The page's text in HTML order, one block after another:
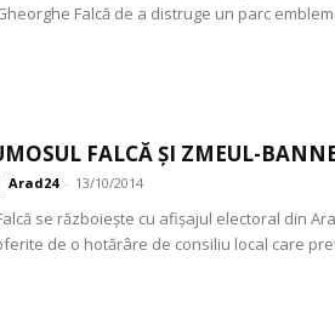
Falcă de a distruge un parc
FALCĂ ȘI ZMEUL-
Arad24 - 13/10/2014
se războiește cu afișajul electoral din
de o hotărâre de consiliu local care